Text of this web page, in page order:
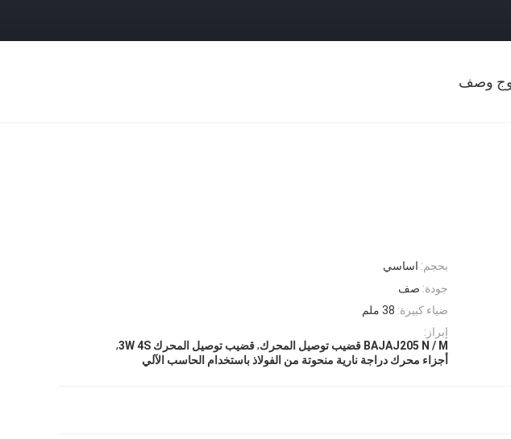
وصف
بحجم: اساسي
جودة: صف
ضياء كبيرة: 38 ملم
إبراز:
BAJAJ205 N / M قضيب توصيل المحرك
,قضيب توصيل المحرك 3W 4S
,
أجزاء محرك دراجة نارية منحوتة من الفولاذ باستخدام الحاسب الآلي